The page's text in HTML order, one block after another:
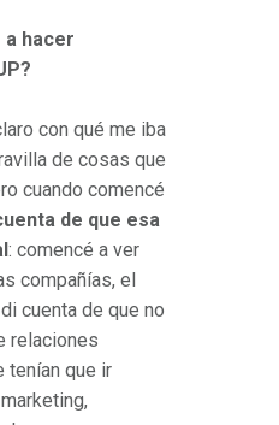
a hacer
con qué me iba
de cosas que
cuando comencé
de que esa
: comencé a ver
compañías, el
cuenta de que no
relaciones
tenían que ir